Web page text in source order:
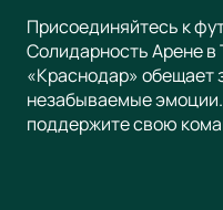
Присоединяйтесь к
Солидарность Арене в
«Краснодар» обещает
незабываемые
поддержите свою